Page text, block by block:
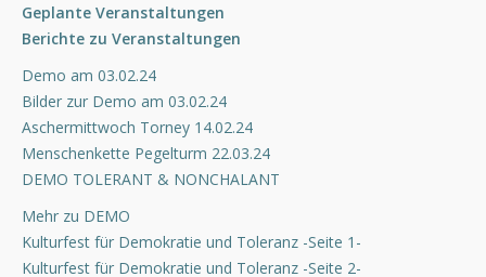
Geplante Veranstaltungen
Berichte zu Veranstaltungen
Demo am 03.02.24
Bilder zur Demo am 03.02.24
Aschermittwoch Torney 14.02.24
Menschenkette Pegelturm 22.03.24
DEMO TOLERANT & NONCHALANT
Mehr zu DEMO
Kulturfest für Demokratie und Toleranz -Seite 1-
Kulturfest für Demokratie und Toleranz -Seite 2-